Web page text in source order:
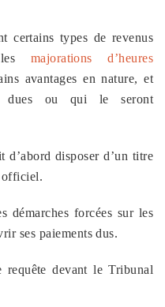
certains types de revenus
les majorations d’heures
avantages en nature, et
dues ou qui le seront
disposer d’un titre
officiel.
démarches forcées sur les
ses paiements dus.
requête devant le Tribunal